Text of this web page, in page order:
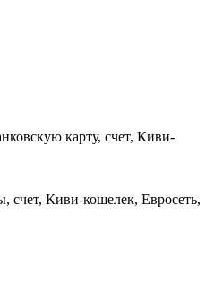
карту, счет, Киви-
счет, Киви-кошелек, Евросеть,